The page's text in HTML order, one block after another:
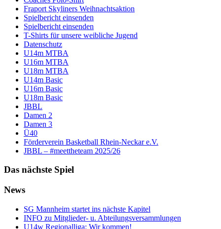
Fraport Skyliners Weihnachtsaktion
Spielbericht einsenden
Spielbericht einsenden
T-Shirts für unsere weibliche Jugend
Datenschutz
U14m MTBA
U16m MTBA
U18m MTBA
U14m Basic
U16m Basic
U18m Basic
JBBL
Damen 2
Damen 3
Ü40
Förderverein Basketball Rhein-Neckar e.V.
JBBL – #meettheteam 2025/26
Das nächste Spiel
News
SG Mannheim startet ins nächste Kapitel
INFO zu Mitglieder- u. Abteilungsversammlungen
U14w Regionalliga: Wir kommen!